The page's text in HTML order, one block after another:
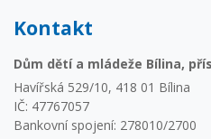
Kontakt
Dům dětí a mládeže Bílina,
Havířská 529/10, 418 01 Bílina
IČ: 47767057
Bankovní spojení: 278010/2700